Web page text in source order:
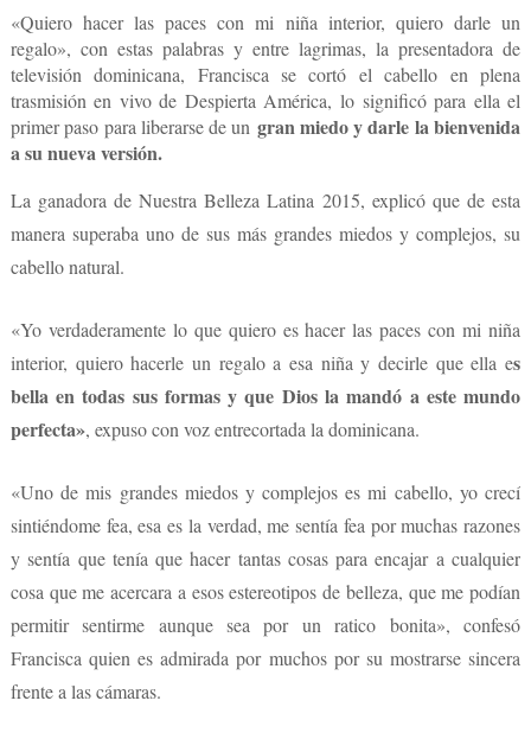
«Quiero hacer las paces con mi niña interior, quiero darle un
regalo», con estas palabras y entre lagrimas, la presentadora de
televisión dominicana, Francisca se cortó el cabello en plena
trasmisión en vivo de Despierta América, lo significó para ella el
primer paso para liberarse de un gran miedo y darle la bienvenida
a su nueva versión.
La ganadora de Nuestra Belleza Latina 2015, explicó que de esta
manera superaba uno de sus más grandes miedos y complejos, su
cabello natural.
«Yo verdaderamente lo que quiero es hacer las paces con mi niña
interior, quiero hacerle un regalo a esa niña y decirle que ella es
bella en todas sus formas y que Dios la mandó a este mundo
perfecta», expuso con voz entrecortada la dominicana.
«Uno de mis grandes miedos y complejos es mi cabello, yo crecí
sintiéndome fea, esa es la verdad, me sentía fea por muchas razones
y sentía que tenía que hacer tantas cosas para encajar a cualquier
cosa que me acercara a esos estereotipos de belleza, que me podían
permitir sentirme aunque sea por un ratico bonita», confesó
Francisca quien es admirada por muchos por su mostrarse sincera
frente a las cámaras.